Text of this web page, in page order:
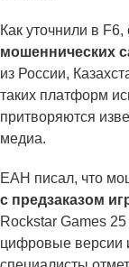
Как уточнили в
мошеннических
из России,
таких платформ
притворяются
медиа.
ЕАН писал, что
с предзаказом
Rockstar Games
цифровые версии